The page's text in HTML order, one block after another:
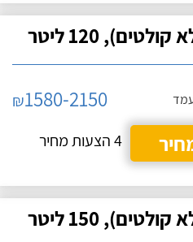
120 ליטר
₪1580-2150
4 הצעות מחיר
150 ליטר